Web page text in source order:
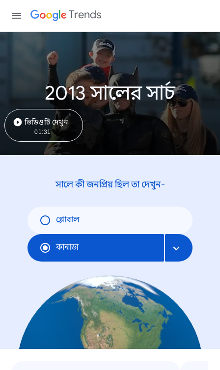
Trends
2013 সালের সার্চ
ভিডিওটি দেখুন
01:31
সালে কী জনপ্রিয় ছিল তা দেখুন-
গ্লোবাল
কানাডা